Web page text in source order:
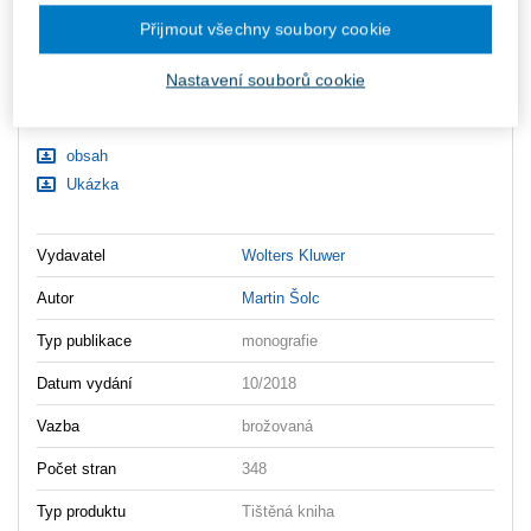
Vložit do košíku
Ceny jsou včetně DPH
obsah
Ukázka
Vydavatel Wolters Kluwer
Autor Martin Šolc
Typ publikace monografie
Datum vydání 10/2018
Vazba brožovaná
Počet stran 348
Typ produktu Tištěná kniha
Nastavení souborů cookie
Přijmout všechny soubory cookie